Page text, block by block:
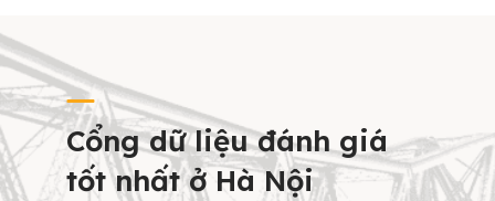
Cổng dữ liệu đánh giá
tốt nhất ở Hà Nội